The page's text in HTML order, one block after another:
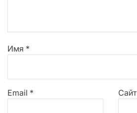
Имя *
Email * Сайт